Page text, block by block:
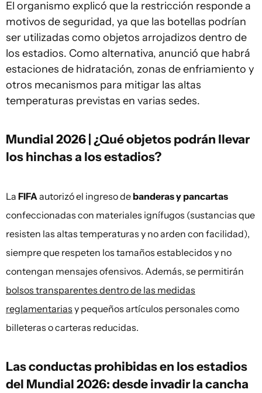
El organismo explicó que la restricción responde a
motivos de seguridad, ya que las botellas podrían
ser utilizadas como objetos arrojadizos dentro de
los estadios. Como alternativa, anunció que habrá
estaciones de hidratación, zonas de enfriamiento y
otros mecanismos para mitigar las altas
temperaturas previstas en varias sedes.
Mundial 2026 | ¿Qué objetos podrán llevar
los hinchas a los estadios?
La FIFAautorizó el ingreso de banderas y pancartas
confeccionadas con materiales ignífugos (sustancias que
resisten las altas temperaturas y no arden con facilidad),
siempre que respeten los tamaños establecidos y no
contengan mensajes ofensivos. Además, se permitirán
bolsos transparentes dentro de las medidas
reglamentarias y pequeños artículos personales como
billeteras o carteras reducidas.
Las conductas prohibidas en los estadios
del Mundial 2026: desde invadir la cancha